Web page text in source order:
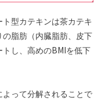
型カテキンは茶カテキ
脂肪（内臓脂肪、皮下
し、高めのBMIを低下
って分解されることで